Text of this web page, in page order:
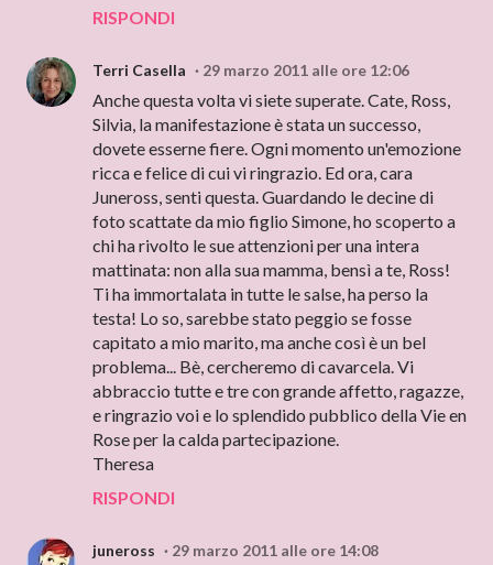
RISPONDI
Terri Casella 29 marzo 2011 alle ore 12:06
Anche questa volta vi siete superate. Cate, Ross,
Silvia, la manifestazione è stata un successo,
dovete esserne fiere. Ogni momento un'emozione
ricca e felice di cui vi ringrazio. Ed ora, cara
Juneross, senti questa. Guardando le decine di
foto scattate da mio figlio Simone, ho scoperto a
chi ha rivolto le sue attenzioni per una intera
mattinata: non alla sua mamma, bensì a te, Ross!
Ti ha immortalata in tutte le salse, ha perso la
testa! Lo so, sarebbe stato peggio se fosse
capitato a mio marito, ma anche così è un bel
problema... Bè, cercheremo di cavarcela. Vi
abbraccio tutte e tre con grande affetto, ragazze,
e ringrazio voi e lo splendido pubblico della Vie en
Rose per la calda partecipazione.
Theresa
RISPONDI
juneross 29 marzo 2011 alle ore 14:08